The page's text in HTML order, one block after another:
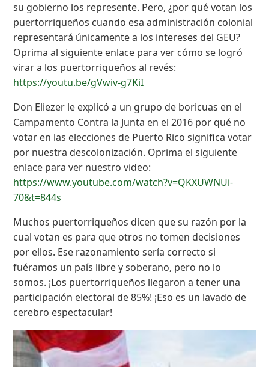
su gobierno los represente. Pero, ¿por qué votan los
puertorriqueños cuando esa administración colonial
representará únicamente a los intereses del GEU?
Oprima al siguiente enlace para ver cómo se logró
virar a los puertorriqueños al revés:
https://youtu.be/gVwiv-g7KiI
Don Eliezer le explicó a un grupo de boricuas en el
Campamento Contra la Junta en el 2016 por qué no
votar en las elecciones de Puerto Rico significa votar
por nuestra descolonización. Oprima el siguiente
enlace para ver nuestro video:
https://www.youtube.com/watch?v=QKXUWNUi-
70&t=844s
Muchos puertorriqueños dicen que su razón por la
cual votan es para que otros no tomen decisiones
por ellos. Ese razonamiento sería correcto si
fuéramos un país libre y soberano, pero no lo
somos. ¡Los puertorriqueños llegaron a tener una
participación electoral de 85%! ¡Eso es un lavado de
cerebro espectacular!